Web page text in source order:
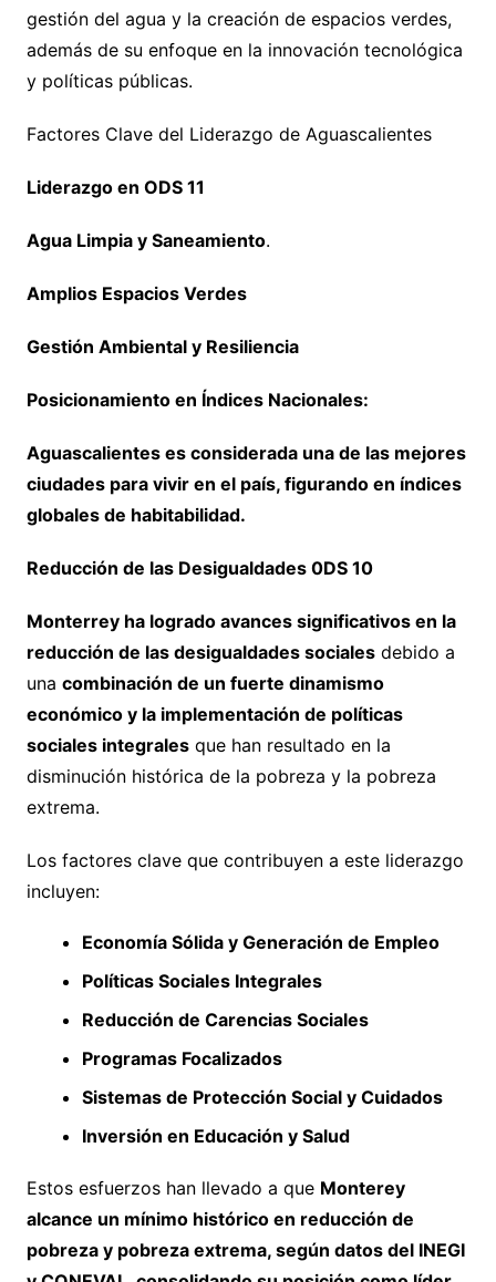
gestión del agua y la creación de espacios verdes,
además de su enfoque en la innovación tecnológica
y políticas públicas.
Factores Clave del Liderazgo de Aguascalientes
Liderazgo en ODS 11
Agua Limpia y Saneamiento.
Amplios Espacios Verdes
Gestión Ambiental y Resiliencia
Posicionamiento en Índices Nacionales:
Aguascalientes es considerada una de las mejores
ciudades para vivir en el país, figurando en índices
globales de habitabilidad.
Reducción de las Desigualdades 0DS 10
Monterrey ha logrado avances significativos en la
reducción de las desigualdades socialesdebido a
una combinación de un fuerte dinamismo
económico y la implementación de políticas
sociales integralesque han resultado en la
disminución histórica de la pobreza y la pobreza
extrema.
Los factores clave que contribuyen a este liderazgo
incluyen:
Economía Sólida y Generación de Empleo
Políticas Sociales Integrales
Reducción de Carencias Sociales
Programas Focalizados
Sistemas de Protección Social y Cuidados
Inversión en Educación y Salud
Estos esfuerzos han llevado a que Monterey
alcance un mínimo histórico en reducción de
pobreza y pobreza extrema, según datos del INEGI